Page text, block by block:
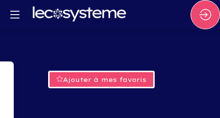
Ajouter à mes favoris